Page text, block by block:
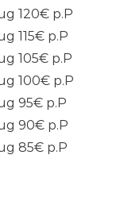
120€ p.P
115€ p.P
105€ p.P
100€ p.P
95€ p.P
90€ p.P
85€ p.P